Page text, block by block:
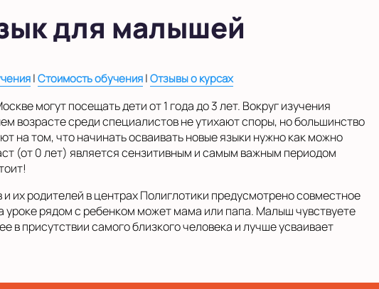
для малышей
|Стоимость обучения|Отзывы о курсах
могут посещать дети от 1 года до 3 лет. Вокруг изучения
возрасте среди специалистов не утихают споры, но большинство
на том, что начинать осваивать новые языки нужно как можно
(от 0 лет) является сензитивным и самым важным периодом
их родителей в центрах Полиглотики предусмотрено совместное
уроке рядом с ребенком может мама или папа. Малыш чувствуете
в присутствии самого близкого человека и лучше усваивает